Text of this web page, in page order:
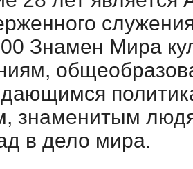
Знамен Мира
знаменитым
в дело мира.